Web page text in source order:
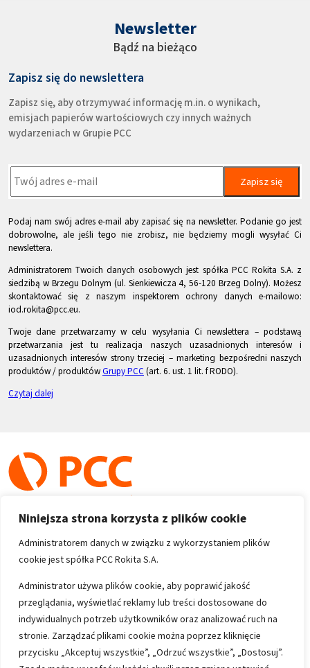
Niniejsza strona korzysta z plików cookie
Administratorem danych w związku z wykorzystaniem plików
cookie jest spółka PCC Rokita S.A.
Administrator używa plików cookie, aby poprawić jakość
przeglądania, wyświetlać reklamy lub treści dostosowane do
indywidualnych potrzeb użytkowników oraz analizować ruch na
stronie. Zarządzać plikami cookie można poprzez kliknięcie
przycisku „Akceptuj wszystkie”, „Odrzuć wszystkie”, „Dostosuj”.
Newsletter
Bądź na bieżąco
Zapisz się do newslettera
Zapisz się, aby otrzymywać informację m.in. o wynikach,
emisjach papierów wartościowych czy innych ważnych
wydarzeniach w Grupie PCC
Zapisz się
Podaj nam swój adres e-mail aby zapisać się na newsletter. Podanie go jest
dobrowolne, ale jeśli tego nie zrobisz, nie będziemy mogli wysyłać Ci
newslettera.
Administratorem Twoich danych osobowych jest spółka PCC Rokita S.A. z
siedzibą w Brzegu Dolnym (ul. Sienkiewicza 4, 56-120 Brzeg Dolny). Możesz
skontaktować się z naszym inspektorem ochrony danych e-mailowo:
iod.rokita@pcc.eu.
Twoje dane przetwarzamy w celu wysyłania Ci newslettera – podstawą
przetwarzania jest tu realizacja naszych uzasadnionych interesów i
uzasadnionych interesów strony trzeciej – marketing bezpośredni naszych
produktów / produktówGrupy PCC (art. 6. ust. 1 lit. f RODO).
Czytaj dalej
Copyright 1996-2026
Wszystkie prawa zastrzeżone
Informacje